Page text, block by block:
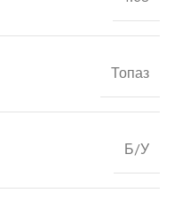
Топаз
Б/У